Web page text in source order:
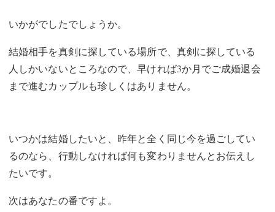
いかがでしたでしょうか。
結婚相手を真剣に探している場所で、真剣に探している
人しかいないところなので、早ければ3か月でご成婚退会
まで進むカップルも珍しくはありません。
いつかは結婚したいと、昨年と全く同じ今を過ごしてい
るのなら、行動しなければ何も変わりませんとお伝えし
たいです。
次はあなたの番ですよ。